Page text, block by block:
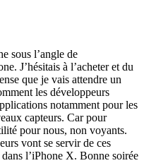
sous l’angle de
J’hésitais à l’acheter et du
que je vais attendre un
les développeurs
notamment pour les
capteurs. Car pour
pour nous, non voyants.
vont se servir de ces
l’iPhone X. Bonne soirée